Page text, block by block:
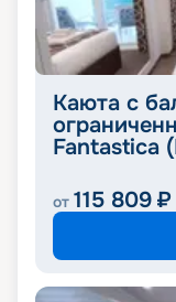
Каюта с
Fantastica
от 115 809 ₽